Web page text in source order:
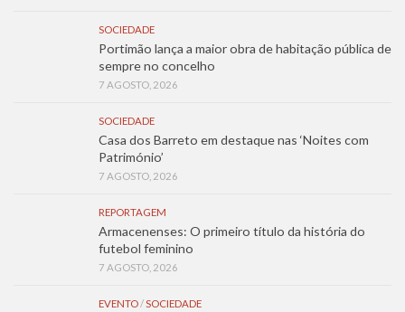
SOCIEDADE
Portimão lança a maior obra de habitação pública de
sempre no concelho
7 AGOSTO, 2026
SOCIEDADE
Casa dos Barreto em destaque nas ‘Noites com
Património’
7 AGOSTO, 2026
REPORTAGEM
Armacenenses: O primeiro título da história do
futebol feminino
7 AGOSTO, 2026
EVENTO / SOCIEDADE